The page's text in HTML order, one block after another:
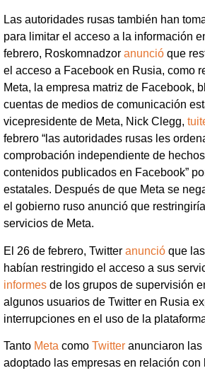
Las autoridades rusas también han
para limitar el acceso a la información
febrero, Roskomnadzor anunció que
el acceso a Facebook en Rusia, como
Meta, la empresa matriz de Facebook,
cuentas de medios de comunicación
vicepresidente de Meta, Nick Clegg,
febrero “las autoridades rusas les
comprobación independiente de
contenidos publicados en Facebook”
estatales. Después de que Meta se
el gobierno ruso anunció que
servicios de Meta.
El 26 de febrero, Twitter anunció que
habían restringido el acceso a sus
informes de los grupos de supervisión
algunos usuarios de Twitter en Rusia
interrupciones en el uso de la
Tanto Meta como Twitter anunciaron las
adoptado las empresas en relación